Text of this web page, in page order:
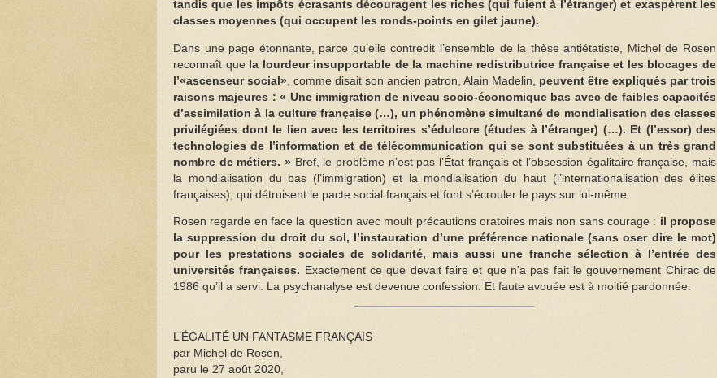
tandis que les impôts écrasants découragent les riches (qui fuient à l’étranger) et exaspèrent les
classes moyennes (qui occupent les ronds-points en gilet jaune).
Dans une page étonnante, parce qu’elle contredit l’ensemble de la thèse antiétatiste, Michel de Rosen
reconnaît que la lourdeur insupportable de la machine redistributrice française et les blocages de
l’«ascenseur social» , comme disait son ancien patron, Alain Madelin, peuvent être expliqués par trois
raisons majeures : « Une immigration de niveau socio-économique bas avec de faibles capacités
d’assimilation à la culture française (…), un phénomène simultané de mondialisation des classes
privilégiées dont le lien avec les territoires s’édulcore (études à l’étranger) (…). Et (l’essor) des
technologies de l’information et de télécommunication qui se sont substituées à un très grand
nombre de métiers. » Bref, le problème n’est pas l’État français et l’obsession égalitaire française, mais
la mondialisation du bas (l’immigration) et la mondialisation du haut (l’internationalisation des élites
françaises), qui détruisent le pacte social français et font s’écrouler le pays sur lui-même.
Rosen regarde en face la question avec moult précautions oratoires mais non sans courage : il propose
la suppression du droit du sol, l’instauration d’une préférence nationale (sans oser dire le mot)
pour les prestations sociales de solidarité, mais aussi une franche sélection à l’entrée des
universités françaises. Exactement ce que devait faire et que n’a pas fait le gouvernement Chirac de
1986 qu’il a servi. La psychanalyse est devenue confession. Et faute avouée est à moitié pardonnée.
L’ÉGALITÉ UN FANTASME FRANÇAIS
par Michel de Rosen,
paru le 27 août 2020,